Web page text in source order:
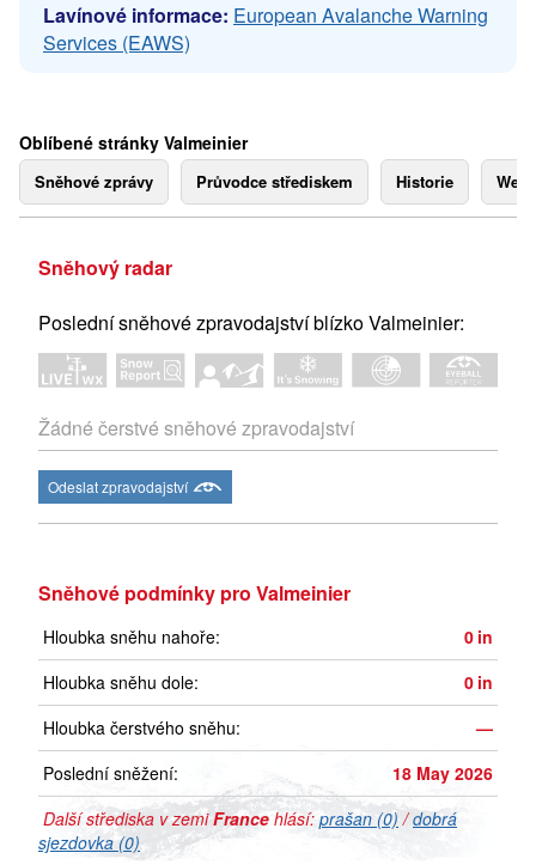
Lavínové informace: European Avalanche Warning
Services (EAWS)
Oblíbené stránky Valmeinier
Sněhové zprávy Průvodce střediskem Historie
Sněhový radar
Poslední sněhové zpravodajství blízko Valmeinier:
Žádné čerstvé sněhové zpravodajství
Odeslat zpravodajství
Sněhové podmínky pro Valmeinier
Hloubka sněhu nahoře: 0 in
Hloubka sněhu dole:
0 in
Hloubka čerstvého sněhu:
—
Poslední sněžení:
18 May 2026
Další střediska v zemiFrance hlásí: prašan (0) /dobrá
sjezdovka (0)